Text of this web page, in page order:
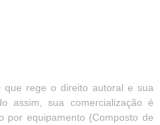
que rege o direito autoral e sua
assim, sua comercialização é
por equipamento (Composto de